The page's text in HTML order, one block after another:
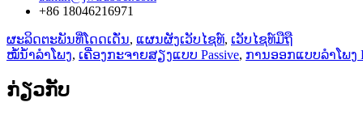
+86 18046216971
ຜະລິດຕະພັນທີ່ໂດດເດັ່ນ, ແຜນຜັງເວັບໄຊທ໌, ເວັບໄຊທ໌ມືຖື
ໝໍ້ນ້ຳລຳໂພງ, ເຄື່ອງກະຈາຍສຽງແບບ Passive, ການອອກແບບລຳໂພງ
ກ່ຽວກັບ